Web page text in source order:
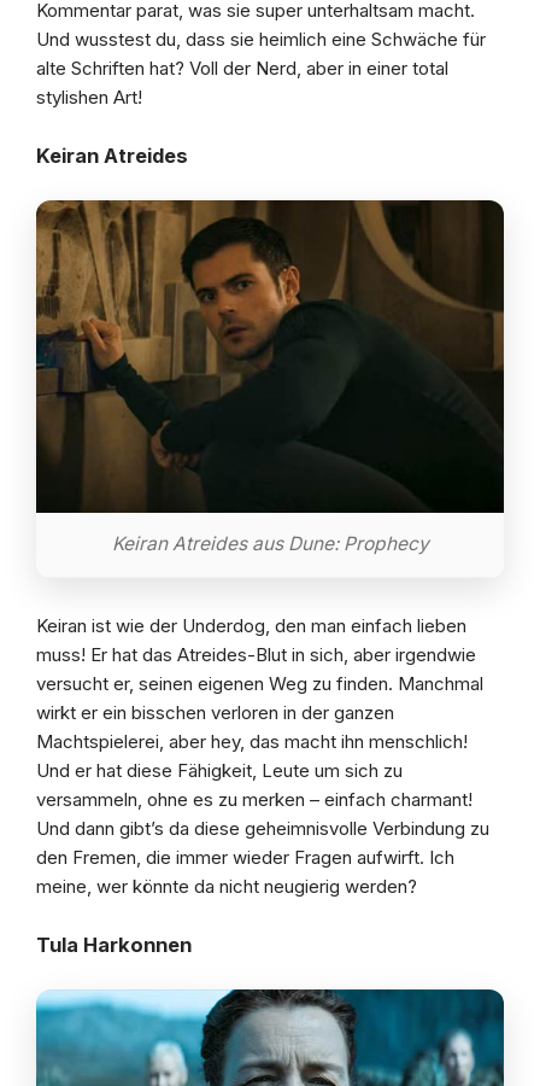
Kommentar parat, was sie super unterhaltsam macht.
Und wusstest du, dass sie heimlich eine Schwäche für
alte Schriften hat? Voll der Nerd, aber in einer total
stylishen Art!
Keiran Atreides
Keiran Atreides aus Dune: Prophecy
Keiran ist wie der Underdog, den man einfach lieben
muss! Er hat das Atreides-Blut in sich, aber irgendwie
versucht er, seinen eigenen Weg zu finden. Manchmal
wirkt er ein bisschen verloren in der ganzen
Machtspielerei, aber hey, das macht ihn menschlich!
Und er hat diese Fähigkeit, Leute um sich zu
versammeln, ohne es zu merken – einfach charmant!
Und dann gibt’s da diese geheimnisvolle Verbindung zu
den Fremen, die immer wieder Fragen aufwirft. Ich
meine, wer könnte da nicht neugierig werden?
Tula Harkonnen